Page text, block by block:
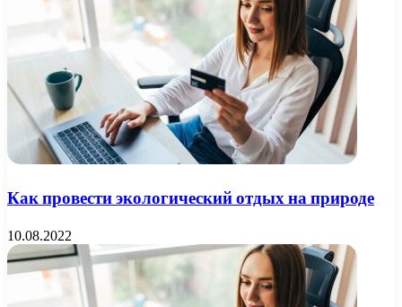
Как провести экологический отдых на природе
10.08.2022